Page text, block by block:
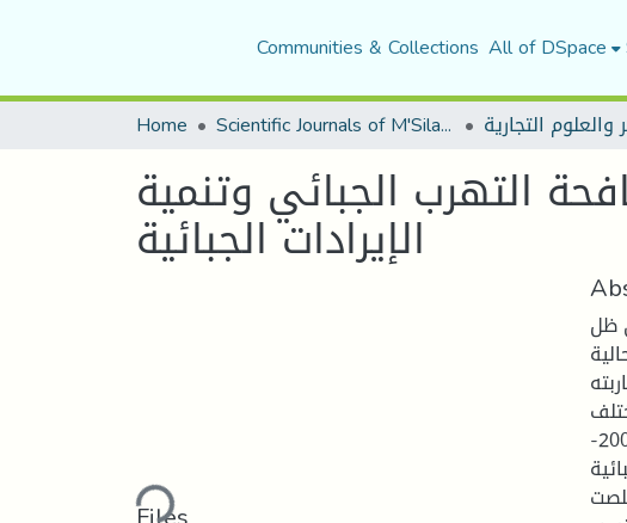
Communities & Collections All of DSpace
Home Scientific Journals of M'Sila University
التهرب الجبائي وتنمية
الإيرادات الجبائية
Loading...
ظل
أشكال الرقابة الجبائية في الجزائر وعدد القضايا المحقق فيها في الفترة (2001-